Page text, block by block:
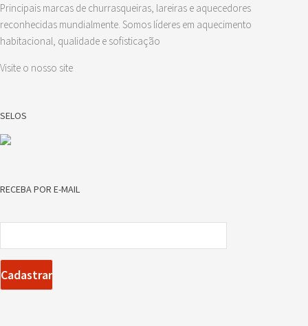
Principais marcas de churrasqueiras, lareiras e aquecedores
reconhecidas mundialmente. Somos líderes em aquecimento
habitacional, qualidade e sofisticação
Visite o nosso site
SELOS
RECEBA POR E-MAIL